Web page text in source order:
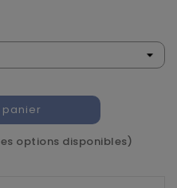
options disponibles)